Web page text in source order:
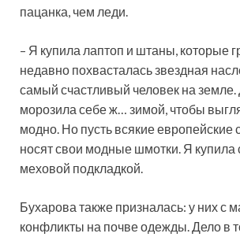
пацанка, чем леди.
– Я купила лаптоп и штаны, которые
недавно похвасталась звездная
самый счастливый человек на земле.
морозила себе ж… зимой, чтобы
модно. Но пусть всякие европейские
носят свои модные шмотки. Я
меховой подкладкой.
Бухарова также призналась: у них с
конфликты на почве одежды. Дело в